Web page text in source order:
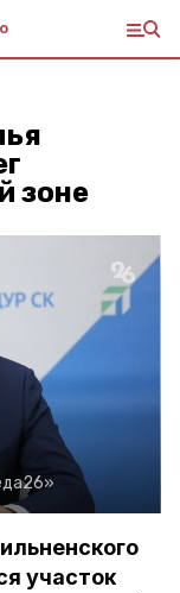
зоне
участок